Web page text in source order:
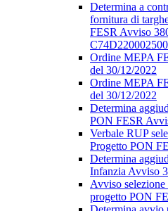
Determina a
fornitura di
FESR Avviso
Ordine MEPA
del 30/12/2022
Ordine MEPA
del 30/12/2022
Determina
PON FESR
Verbale RUP
Progetto PON
Determina
Infanzia Avviso
Avviso
progetto PON